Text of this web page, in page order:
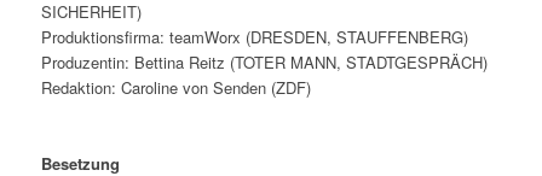
SICHERHEIT)
Produktionsfirma: teamWorx (DRESDEN, STAUFFENBERG)
Produzentin: Bettina Reitz (TOTER MANN, STADTGESPRÄCH)
Redaktion: Caroline von Senden (ZDF)
Besetzung